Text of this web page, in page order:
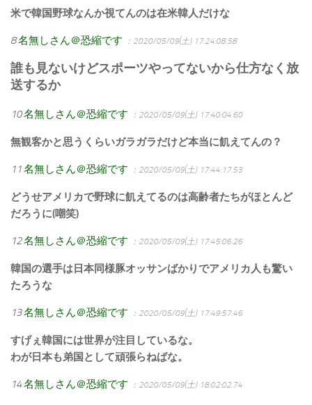
米で韓国野球なんか視てんのは在米韓人だけな
8名無しさん＠恐縮です ：2020/05/09(土) 17:24:08.58
誰も見ないけどスポーツやってないから仕方なく放
送するか
10名無しさん＠恐縮です ：2020/05/09(土) 17:40:04.60
無観客かと思うくらいガラガラだけど本当に飢えてんの？
11名無しさん＠恐縮です ：2020/05/09(土) 17:44:17.53
どうせアメリカで野球に飢えてるのは高齢者たちがほとんど
だろうに(嘲笑)
12名無しさん＠恐縮です ：2020/05/09(土) 17:45:06.26
韓国の選手は日本同様豚オッサンばかりでアメリカ人も驚い
たろうな
13名無しさん＠恐縮です ：2020/05/09(土) 17:49:57.46
すげぇ韓国には世界が注目しているな。
わが日本も弟国として頑張らねばな。
14名無しさん＠恐縮です ：2020/05/09(土) 18:02:02.74